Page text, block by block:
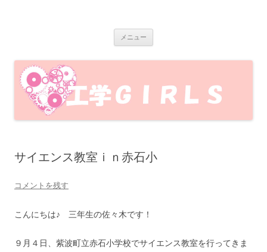
学部の魅力を女子目線で発信します♪
メニュー
ッ
サイエンス教室ｉｎ赤石小
コメントを残す
こんにちは♪ 三年生の佐々木です！
９月４日、紫波町立赤石小学校でサイエンス教室を行ってきま